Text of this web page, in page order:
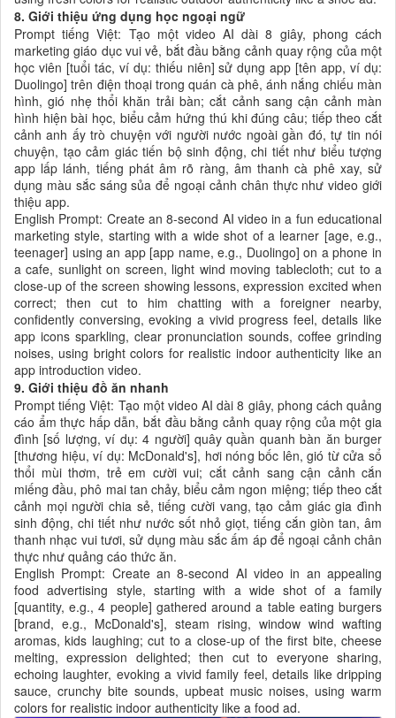
8. Giới thiệu ứng dụng học ngoại ngữ
Prompt tiếng Việt: Tạo một video AI dài 8 giây, phong cách
marketing giáo dục vui vẻ, bắt đầu bằng cảnh quay rộng của một
học viên [tuổi tác, ví dụ: thiếu niên] sử dụng app [tên app, ví dụ:
Duolingo] trên điện thoại trong quán cà phê, ánh nắng chiếu màn
hình, gió nhẹ thổi khăn trải bàn; cắt cảnh sang cận cảnh màn
hình hiện bài học, biểu cảm hứng thú khi đúng câu; tiếp theo cắt
cảnh anh ấy trò chuyện với người nước ngoài gần đó, tự tin nói
chuyện, tạo cảm giác tiến bộ sinh động, chi tiết như biểu tượng
app lấp lánh, tiếng phát âm rõ ràng, âm thanh cà phê xay, sử
dụng màu sắc sáng sủa để ngoại cảnh chân thực như video giới
thiệu app.
English Prompt: Create an 8-second AI video in a fun educational
marketing style, starting with a wide shot of a learner [age, e.g.,
teenager] using an app [app name, e.g., Duolingo] on a phone in
a cafe, sunlight on screen, light wind moving tablecloth; cut to a
close-up of the screen showing lessons, expression excited when
correct; then cut to him chatting with a foreigner nearby,
confidently conversing, evoking a vivid progress feel, details like
app icons sparkling, clear pronunciation sounds, coffee grinding
noises, using bright colors for realistic indoor authenticity like an
app introduction video.
9. Giới thiệu đồ ăn nhanh
Prompt tiếng Việt: Tạo một video AI dài 8 giây, phong cách quảng
cáo ẩm thực hấp dẫn, bắt đầu bằng cảnh quay rộng của một gia
đình [số lượng, ví dụ: 4 người] quây quần quanh bàn ăn burger
[thương hiệu, ví dụ: McDonald's], hơi nóng bốc lên, gió từ cửa sổ
thổi mùi thơm, trẻ em cười vui; cắt cảnh sang cận cảnh cắn
miếng đầu, phô mai tan chảy, biểu cảm ngon miệng; tiếp theo cắt
cảnh mọi người chia sẻ, tiếng cười vang, tạo cảm giác gia đình
sinh động, chi tiết như nước sốt nhỏ giọt, tiếng cắn giòn tan, âm
thanh nhạc vui tươi, sử dụng màu sắc ấm áp để ngoại cảnh chân
thực như quảng cáo thức ăn.
English Prompt: Create an 8-second AI video in an appealing
food advertising style, starting with a wide shot of a family
[quantity, e.g., 4 people] gathered around a table eating burgers
[brand, e.g., McDonald's], steam rising, window wind wafting
aromas, kids laughing; cut to a close-up of the first bite, cheese
melting, expression delighted; then cut to everyone sharing,
echoing laughter, evoking a vivid family feel, details like dripping
sauce, crunchy bite sounds, upbeat music noises, using warm
colors for realistic indoor authenticity like a food ad.